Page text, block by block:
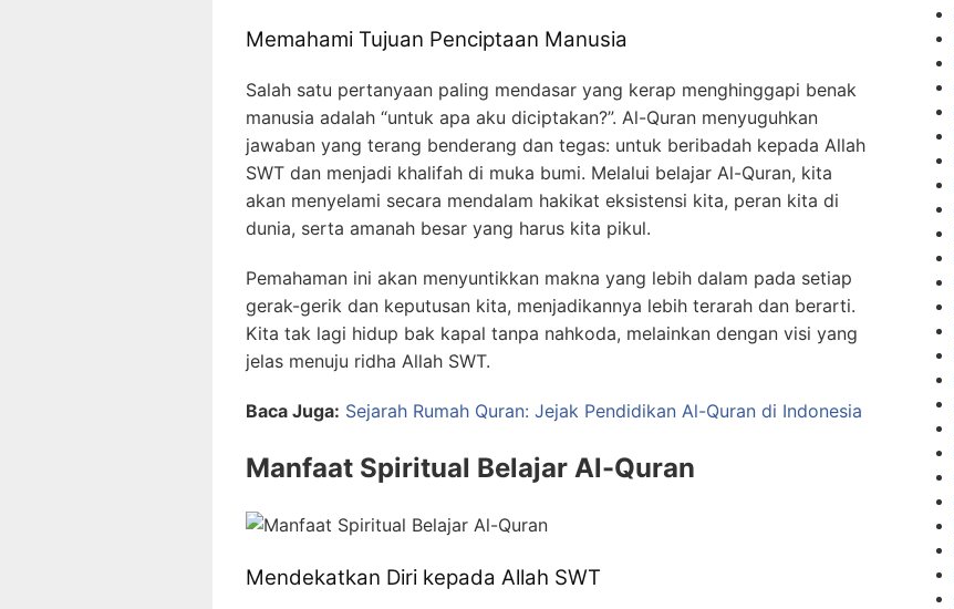
Memahami Tujuan Penciptaan Manusia
Salah satu pertanyaan paling mendasar yang kerap menghinggapi benak
manusia adalah “untuk apa aku diciptakan?”. Al-Quran menyuguhkan
jawaban yang terang benderang dan tegas: untuk beribadah kepada Allah
SWT dan menjadi khalifah di muka bumi. Melalui belajar Al-Quran, kita
akan menyelami secara mendalam hakikat eksistensi kita, peran kita di
dunia, serta amanah besar yang harus kita pikul.
Pemahaman ini akan menyuntikkan makna yang lebih dalam pada setiap
gerak-gerik dan keputusan kita, menjadikannya lebih terarah dan berarti.
Kita tak lagi hidup bak kapal tanpa nahkoda, melainkan dengan visi yang
jelas menuju ridha Allah SWT.
Baca Juga: Sejarah Rumah Quran: Jejak Pendidikan Al-Quran di Indonesia
Manfaat Spiritual Belajar Al-Quran
Mendekatkan Diri kepada Allah SWT